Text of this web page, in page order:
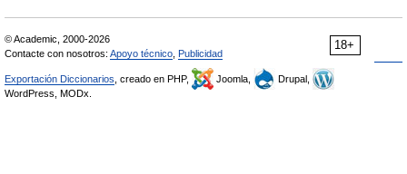
18+
© Academic, 2000-2026
Contacte con nosotros: Apoyo técnico Publicidad
Exportación Diccionarios , creado en PHP, Joomla,
Drupal,
WordPress, MODx.